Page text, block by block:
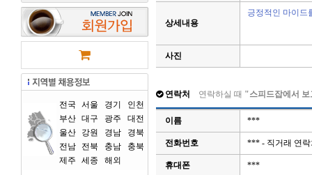
전국 서울 경기
인천
부산 대구 광주
대전
울산
강원 경남
경북
전남
전북 충남
충북
제주
세종 해외
상세내용
긍정적인 마이드
사진
연락처 연락하실 때 "스피드잡에서
이름 ***
전화번호 *** - 직거래 연
휴대폰 ***